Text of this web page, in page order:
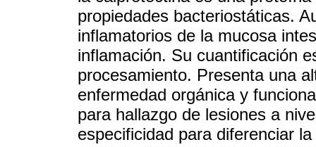
propiedades bacteriostáticas.
inflamatorios de la mucosa
inflamación. Su cuantificación
procesamiento. Presenta una
enfermedad orgánica y
para hallazgo de lesiones a
especificidad para diferenciar